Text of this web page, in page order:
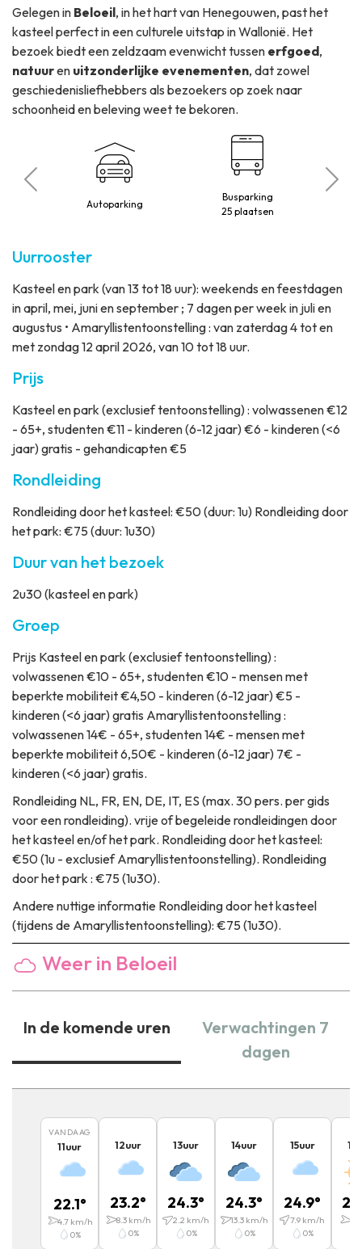
Gelegen in Beloeil, in het hart van Henegouwen, past het
kasteel perfect in een culturele uitstap in Wallonië. Het
bezoek biedt een zeldzaam evenwicht tussen erfgoed,
natuuren uitzonderlijke evenementen, dat zowel
geschiedenisliefhebbers als bezoekers op zoek naar
schoonheid en beleving weet te bekoren.
Autoparking
Busparking
25 plaatsen
Uurrooster
Kasteel en park (van 13 tot 18 uur): weekends en feestdagen
in april, mei, juni en september ; 7 dagen per week in juli en
augustus • Amaryllistentoonstelling : van zaterdag 4 tot en
met zondag 12 april 2026, van 10 tot 18 uur.
Prijs
Kasteel en park (exclusief tentoonstelling) : volwassenen €12
- 65+, studenten €11 - kinderen (6-12 jaar) €6 - kinderen (<6
jaar) gratis - gehandicapten €5
Rondleiding
Rondleiding door het kasteel: €50 (duur: 1u) Rondleiding door
het park: €75 (duur: 1u30)
Duur van het bezoek
2u30 (kasteel en park)
Groep
Prijs Kasteel en park (exclusief tentoonstelling) :
volwassenen €10 - 65+, studenten €10 - mensen met
beperkte mobiliteit €4,50 - kinderen (6-12 jaar) €5 -
kinderen (<6 jaar) gratis Amaryllistentoonstelling :
volwassenen 14€ - 65+, studenten 14€ - mensen met
beperkte mobiliteit 6,50€ - kinderen (6-12 jaar) 7€ -
kinderen (<6 jaar) gratis.
Rondleiding NL, FR, EN, DE, IT, ES (max. 30 pers. per gids
voor een rondleiding). vrije of begeleide rondleidingen door
het kasteel en/of het park. Rondleiding door het kasteel:
€50 (1u - exclusief Amaryllistentoonstelling). Rondleiding
door het park : €75 (1u30).
Andere nuttige informatie Rondleiding door het kasteel
(tijdens de Amaryllistentoonstelling): €75 (1u30).
Weer in Beloeil
In de komende uren
Verwachtingen 7
dagen
VANDAAG
11uur
22.1°
4.7km/h
0%
12uur
23.2°
8.3km/h
0%
13uur
24.3°
2.2 km/h
0%
14uur
24.3°
13.3 km/h
0%
15uur
24.9°
7.9 km/h
0%
16